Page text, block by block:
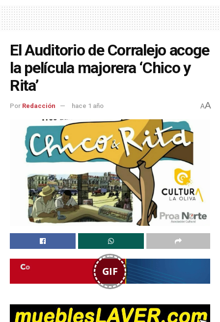
El Auditorio de Corralejo acoge
la película majorera ‘Chico y
Rita’
Por Redacción hace 1 año AA
GIF